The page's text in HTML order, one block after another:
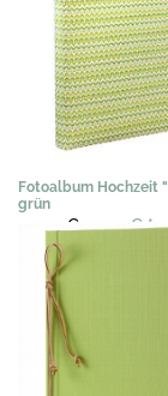
Fotoalbum Hochzeit
grün
44,50 €29,95 €*